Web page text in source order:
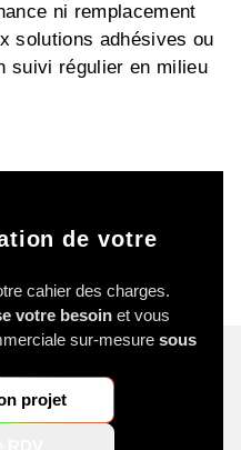
ni remplacement
solutions adhésives ou
suivi régulier en milieu
de votre
cahier des charges.
votre besoin et vous
sur-mesure sous
projet